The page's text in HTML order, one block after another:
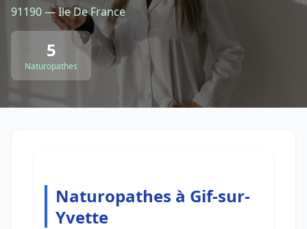
91190 — Ile De France
5
Naturopathes
Naturopathes à Gif-sur-
Yvette